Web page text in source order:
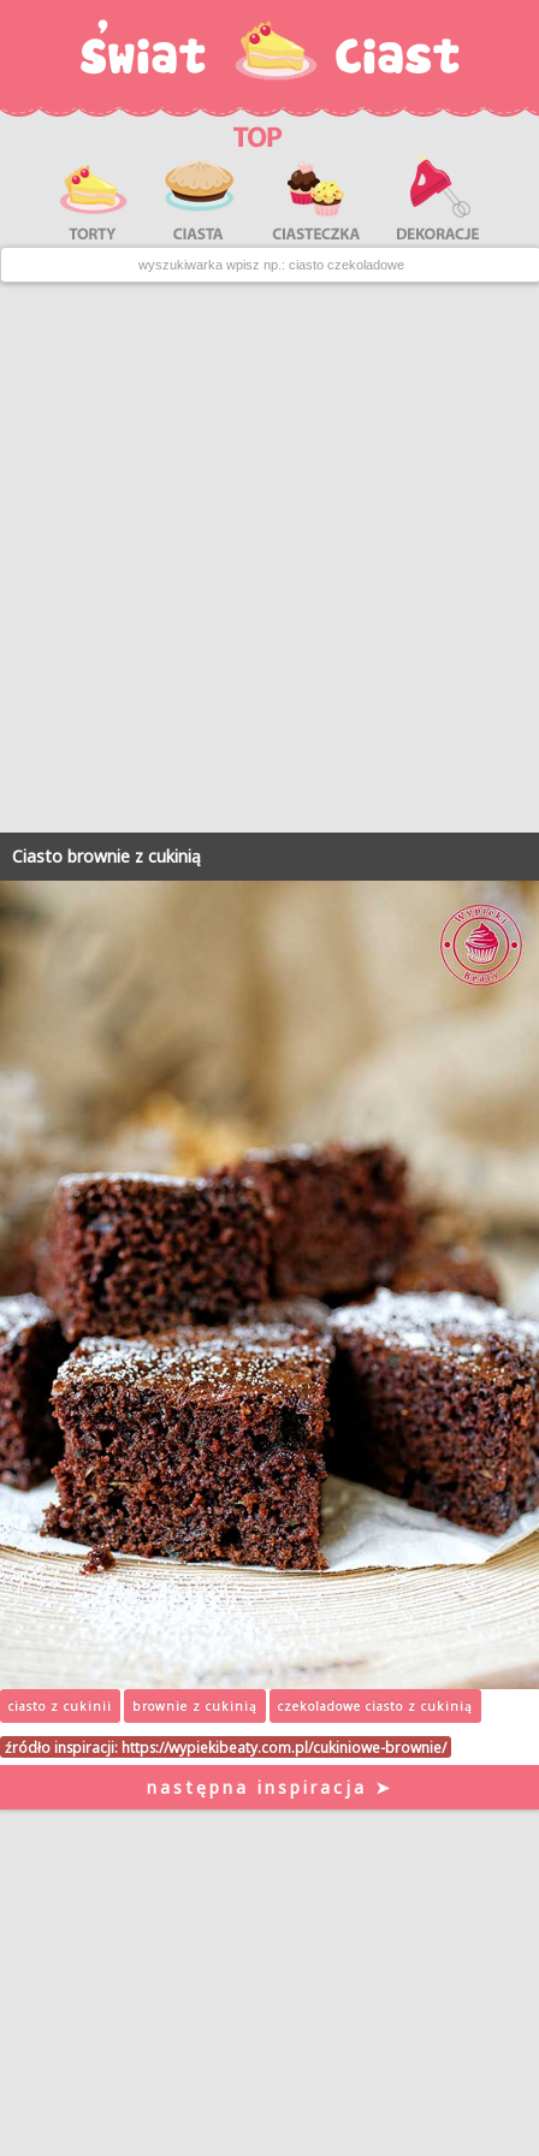
Ciasto brownie z cukinią
ciasto z cukinii brownie z cukinią czekoladowe ciasto z cukinią
źródło inspiracji: https://wypiekibeaty.com.pl/cukiniowe-brownie/
następna inspiracja ➤